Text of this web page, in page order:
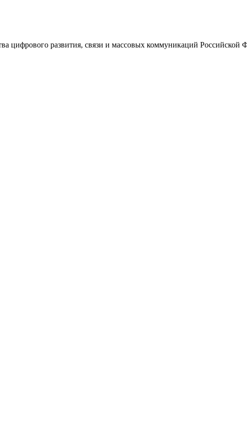
цифрового развития, связи и массовых коммуникаций Российской